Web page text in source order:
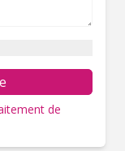
de